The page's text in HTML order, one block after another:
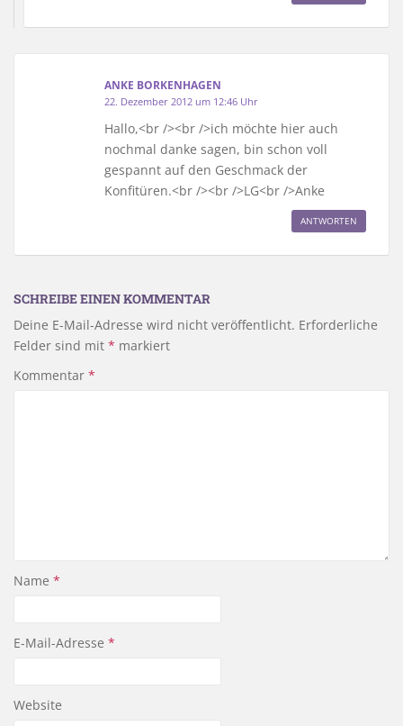
ANKE BORKENHAGEN
22. Dezember 2012 um 12:46 Uhr
Hallo,<br /><br />ich möchte hier auch
nochmal danke sagen, bin schon voll
gespannt auf den Geschmack der
Konfitüren.<br /><br />LG<br />Anke
ANTWORTEN
SCHREIBE EINEN KOMMENTAR
Deine E-Mail-Adresse wird nicht veröffentlicht. Erforderliche
Felder sind mit * markiert
Kommentar *
Name *
E-Mail-Adresse *
Website